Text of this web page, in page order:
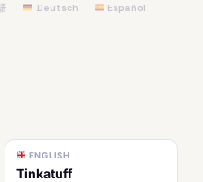
Deutsch
Español
ENGLISH
Tinkatuff